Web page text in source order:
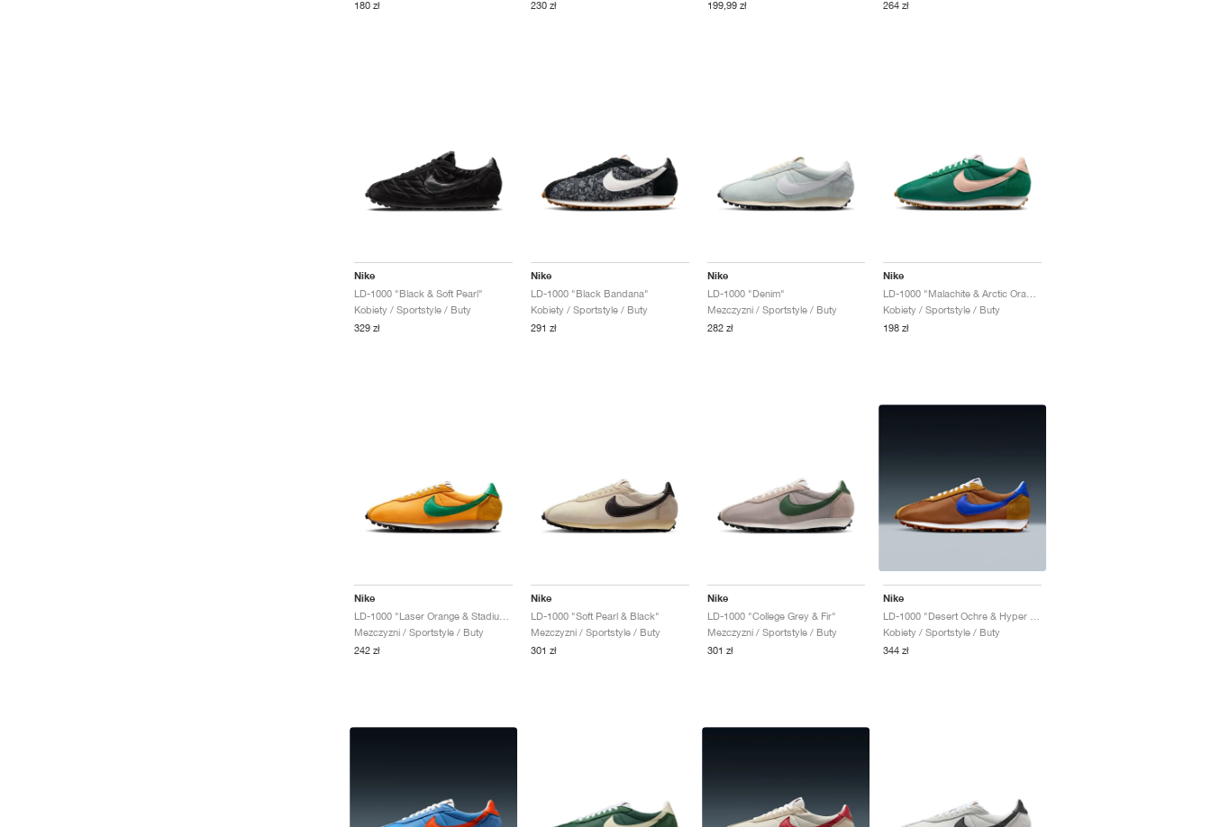
180 zł
230 zł
199,99 zł
264 zł
Nike
LD-1000 "Black & Soft Pearl"
Kobiety / Sportstyle / Buty
329 zł
Nike
LD-1000 "Black Bandana"
Kobiety / Sportstyle / Buty
291 zł
Nike
LD-1000 "Denim"
Mezczyzni / Sportstyle / Buty
282 zł
Nike
Kobiety / Sportstyle / Buty
198 zł
Nike
Mezczyzni / Sportstyle / Buty
242 zł
Nike
LD-1000 "Soft Pearl & Black"
Mezczyzni / Sportstyle / Buty
301 zł
Nike
LD-1000 "College Grey & Fir"
Mezczyzni / Sportstyle / Buty
301 zł
Nike
Kobiety / Sportstyle / Buty
344 zł